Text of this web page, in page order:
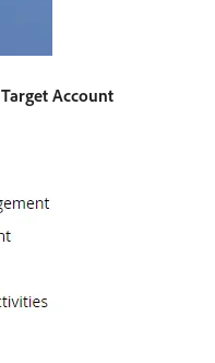
Target Account